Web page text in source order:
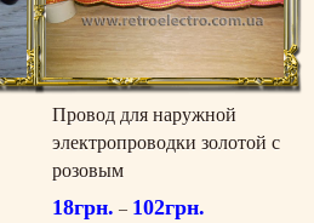
выбрать
на
странице
товара.
Провод для наружной
электропроводки золотой с
розовым
18грн. – 102грн.